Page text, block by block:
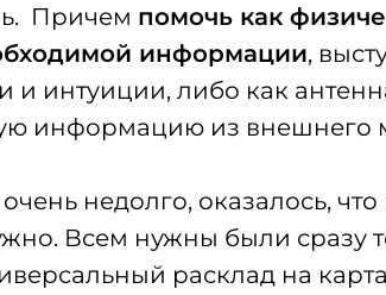
Причем помочь как
информации,
и интуиции, либо как
информацию из внешнего
недолго, оказалось,
Всем нужны были сразу
расклад на